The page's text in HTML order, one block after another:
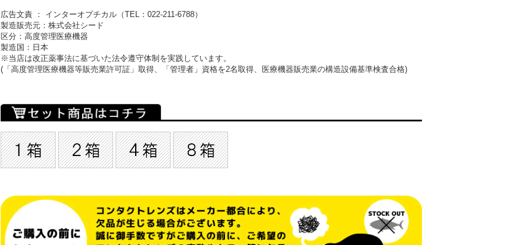
広告文責 ： インターオプチカル（TEL：022-211-6788）
製造販売元：株式会社シード
区分：高度管理医療機器
製造国：日本
※当店は改正薬事法に基づいた法令遵守体制を実践しています。
(「高度管理医療機器等販売業許可証」取得、「管理者」資格を2名取得、医療機器販売業の構造設備基準検査合格)